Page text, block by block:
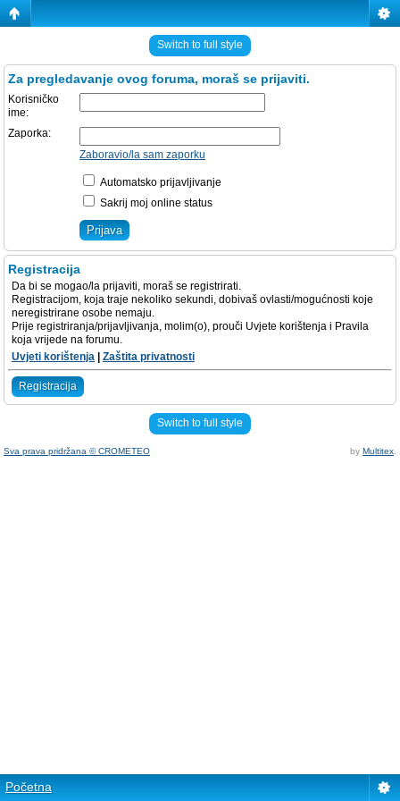
Switch to full style
Za pregledavanje ovog foruma, moraš se prijaviti.
Korisničko
ime:
Zaporka:
Zaboravio/la sam zaporku
Automatsko prijavljivanje
Sakrij moj online status
Registracija
Da bi se mogao/la prijaviti, moraš se registrirati.
Registracijom, koja traje nekoliko sekundi, dobivaš ovlasti/mogućnosti koje
neregistrirane osobe nemaju.
Prije registriranja/prijavljivanja, molim(o), prouči Uvjete korištenja i Pravila
koja vrijede na forumu.
Uvjeti korištenja
Zaštita privatnosti
Registracija
Switch to full style
Sva prava pridržana © CROMETEO by Multitex
Početna